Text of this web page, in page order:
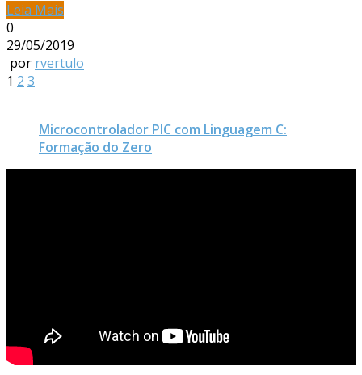
Leia Mais
0
29/05/2019
por rvertulo
1 2 3
Microcontrolador PIC com Linguagem C:
Formação do Zero